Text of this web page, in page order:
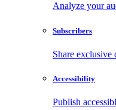
Analyze your
Subscribers
Share exclusive
Accessibility
Publish